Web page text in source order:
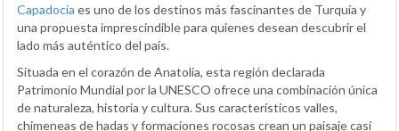
Capadocia es uno de los destinos más fascinantes de Turquía y
una propuesta imprescindible para quienes desean descubrir el
lado más auténtico del país.
Situada en el corazón de Anatolia, esta región declarada
Patrimonio Mundial por la UNESCO ofrece una combinación única
de naturaleza, historia y cultura. Sus característicos valles,
chimeneas de hadas y formaciones rocosas crean un paisaje casi